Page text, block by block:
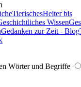
TierischesHeiter bis
Wissen
Gedanken zur Zeit - Blog
Wörter und Begriffe